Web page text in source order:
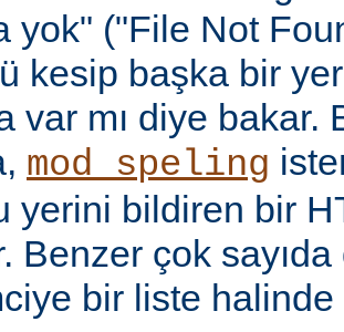
yok" ("File Not
kesip başka bir
var mı diye bakar.
mod_speling
yerini bildiren bir
Benzer çok
bir liste halinde